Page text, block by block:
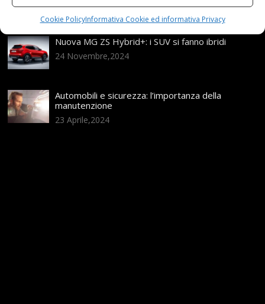
Cookie PolicyInformativa Cookie ed informativa Privacy
Nuova MG ZS Hybrid+: i SUV si fanno ibridi
24 Novembre,2024
Automobili e sicurezza: l’importanza della
manutenzione
23 Aprile,2024